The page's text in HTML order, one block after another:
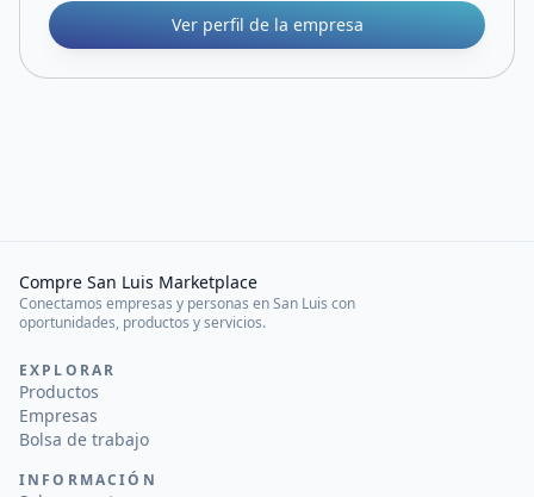
Ver perfil de la empresa
Compre San Luis Marketplace
Conectamos empresas y personas en San Luis con
oportunidades, productos y servicios.
EXPLORAR
Productos
Empresas
Bolsa de trabajo
INFORMACIÓN